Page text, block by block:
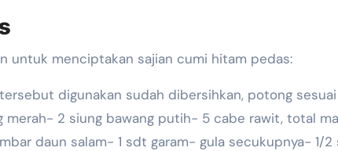
untuk menciptakan sajian cumi hitam pedas:
digunakan sudah dibersihkan, potong
merah- 2 siung bawang putih- 5 cabe rawit, total
daun salam- 1 sdt garam- gula secukupnya- 1/2